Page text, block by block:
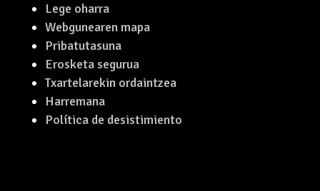
Lege oharra
Webgunearen mapa
Pribatutasuna
Erosketa segurua
Txartelarekin ordaintzea
Harremana
Política de desistimiento